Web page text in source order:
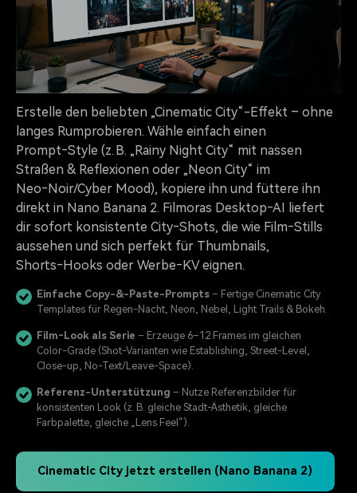
Erstelle den beliebten „Cinematic City“-Effekt – ohne
langes Rumprobieren. Wähle einfach einen
Prompt‑Style (z. B. „Rainy Night City“ mit nassen
Straßen & Reflexionen oder „Neon City“ im
Neo‑Noir/Cyber Mood), kopiere ihn und füttere ihn
direkt in Nano Banana 2. Filmoras Desktop‑AI liefert
dir sofort konsistente City‑Shots, die wie Film‑Stills
aussehen und sich perfekt für Thumbnails,
Shorts‑Hooks oder Werbe‑KV eignen.
Einfache Copy-&-Paste-Prompts – Fertige Cinematic City
Templates für Regen‑Nacht, Neon, Nebel, Light Trails & Bokeh.
Film‑Look als Serie – Erzeuge 6–12 Frames im gleichen
Color‑Grade (Shot‑Varianten wie Establishing, Street‑Level,
Close‑up, No‑Text/Leave‑Space).
Referenz-Unterstützung – Nutze Referenzbilder für
konsistenten Look (z. B. gleiche Stadt‑Ästhetik, gleiche
Farbpalette, gleiche „Lens Feel“).
Cinematic City jetzt erstellen (Nano Banana 2)